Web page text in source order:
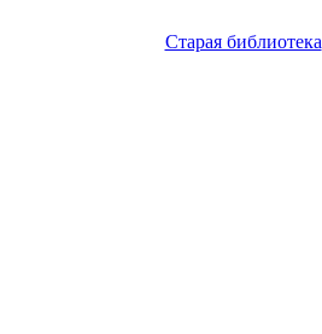
Старая библиотека